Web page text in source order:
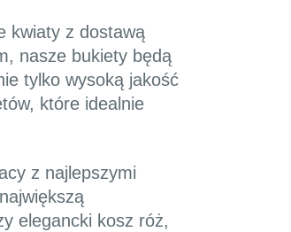
kwiaty z dostawą
nasze bukiety będą
tylko wysoką jakość
które idealnie
z najlepszymi
elegancki kosz róż,